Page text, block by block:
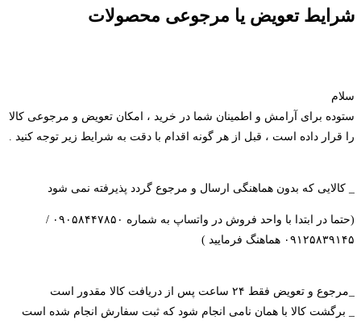
شرایط تعویض یا مرجوعی محصولات
سلام
ستوده برای آرامش و اطمینان شما در خرید ، امکان تعویض و مرجوعی کالا
را قرار داده است ، قبل از هر گونه اقدام با دقت به شرایط زیر توجه کنید .
_ کالایی که بدون هماهنگی ارسال و مرجوع گردد پذیرفته نمی شود
(حتما در ابتدا با واحد فروش در واتساپ به شماره ۰۹۰۵۸۴۴۷۸۵۰ /
۰۹۱۲۵۸۳۹۱۴۵ هماهنگ فرمایید )
_مرجوع و تعویض فقط ۲۴ ساعت پس از دریافت کالا مقدور است
_ برگشت کالا با همان نامی انجام شود که ثبت سفارش انجام شده است